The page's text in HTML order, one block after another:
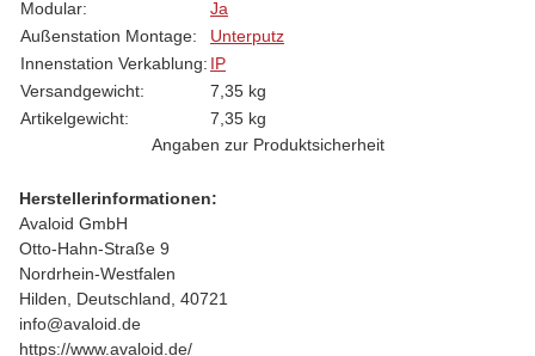
Modular:
Ja
Außenstation Montage:
Unterputz
Innenstation Verkablung: IP
Versandgewicht:
7,35 kg
Artikelgewicht:
7,35 kg
Angaben zur Produktsicherheit
Herstellerinformationen:
Avaloid GmbH
Otto-Hahn-Straße 9
Nordrhein-Westfalen
Hilden, Deutschland, 40721
info@avaloid.de
https://www.avaloid.de/